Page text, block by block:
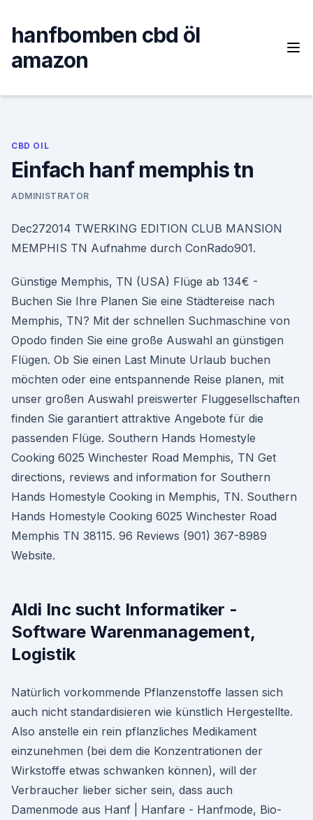
content
hanfbomben cbd öl
amazon
CBD OIL
Einfach hanf memphis tn
ADMINISTRATOR
Dec272014 TWERKING EDITION CLUB MANSION
MEMPHIS TN Aufnahme durch ConRado901.
Günstige Memphis, TN (USA) Flüge ab 134€ -
Buchen Sie Ihre Planen Sie eine Städtereise nach
Memphis, TN? Mit der schnellen Suchmaschine von
Opodo finden Sie eine große Auswahl an günstigen
Flügen. Ob Sie einen Last Minute Urlaub buchen
möchten oder eine entspannende Reise planen, mit
unser großen Auswahl preiswerter Fluggesellschaften
finden Sie garantiert attraktive Angebote für die
passenden Flüge. Southern Hands Homestyle
Cooking 6025 Winchester Road Memphis, TN Get
directions, reviews and information for Southern
Hands Homestyle Cooking in Memphis, TN. Southern
Hands Homestyle Cooking 6025 Winchester Road
Memphis TN 38115. 96 Reviews (901) 367-8989
Website.
Aldi Inc sucht Informatiker -
Software Warenmanagement,
Logistik
Natürlich vorkommende Pflanzenstoffe lassen sich
auch nicht standardisieren wie künstlich Hergestellte.
Also anstelle ein rein pflanzliches Medikament
einzunehmen (bei dem die Konzentrationen der
Wirkstoffe etwas schwanken können), will der
Verbraucher lieber sicher sein, dass auch
Damenmode aus Hanf | Hanfare - Hanfmode, Bio-